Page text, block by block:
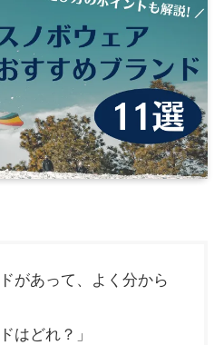
があって、よく分から
はどれ？」